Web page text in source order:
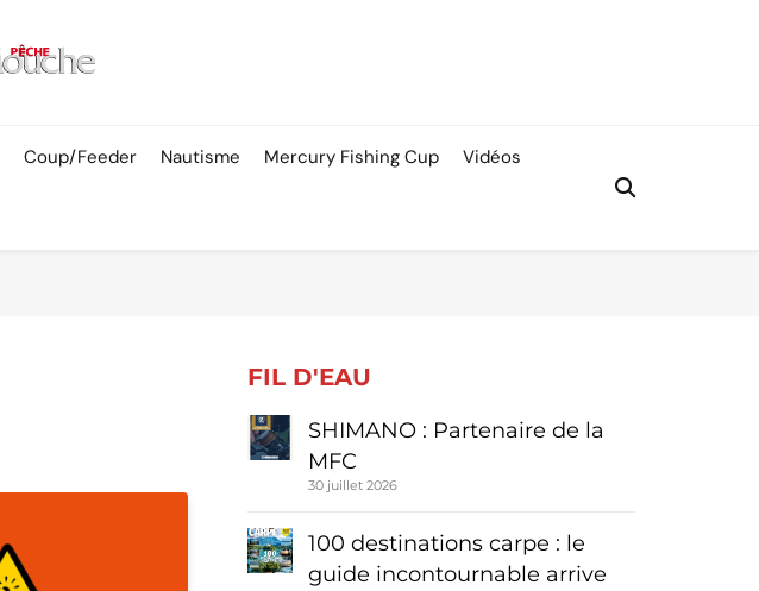
Coup/Feeder Nautisme Mercury Fishing Cup Vidéos
FIL D'EAU
SHIMANO : Partenaire de la
MFC
30 juillet 2026
100 destinations carpe : le
guide incontournable arrive